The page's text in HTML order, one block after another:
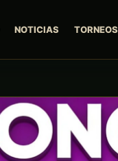
NOTICIAS TORNEOS